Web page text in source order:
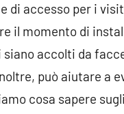
di accesso per i
il momento di
accolti da
può aiutare a
cosa sapere sugli